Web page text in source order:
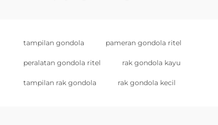
tampilan gondola pameran gondola ritel
peralatan gondola ritel rak gondola kayu
tampilan rak gondola rak gondola kecil